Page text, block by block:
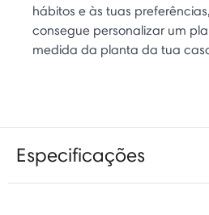
hábitos e às tuas
consegue personalizar um
medida da planta da tua
Especificações